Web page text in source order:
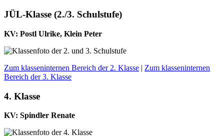
JÜL-Klasse (2./3. Schulstufe)
KV: Postl Ulrike, Klein Peter
Zum klasseninternen Bereich der 2. Klasse | Zum klasseninternen
Bereich der 3. Klasse
4. Klasse
KV: Spindler Renate